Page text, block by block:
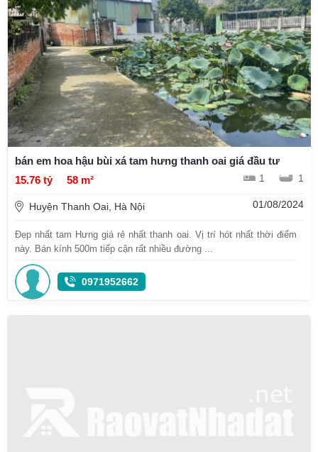
bán em hoa hậu bùi xá tam hưng thanh oai giá đầu tư
15.76 tỷ
58 m² 1 1
Huyện Thanh Oai, Hà Nội 01/08/2024
Đẹp nhất tam Hưng giá rẻ nhất thanh oai. Vị trí hót nhất thời điểm
này. Bán kính 500m tiếp cận rất nhiều đường ...
0971952662